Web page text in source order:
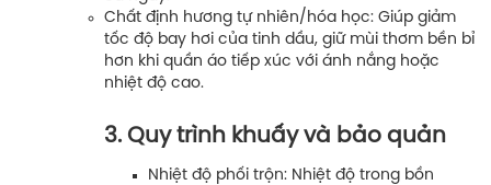
Chất định hương tự nhiên/hóa học: Giúp giảm
tốc độ bay hơi của tinh dầu, giữ mùi thơm bền bỉ
hơn khi quần áo tiếp xúc với ánh nắng hoặc
nhiệt độ cao.
3. Quy trình khuấy và bảo quản
Nhiệt độ phối trộn: Nhiệt độ trong bồn